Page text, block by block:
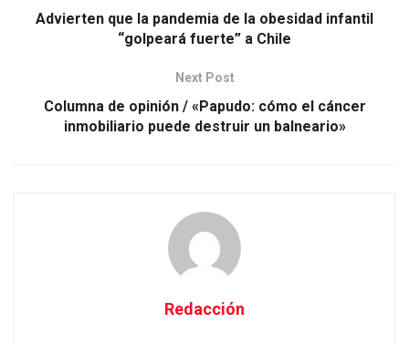
Advierten que la pandemia de la obesidad infantil
“golpeará fuerte” a Chile
Next Post
Columna de opinión / «Papudo: cómo el cáncer
inmobiliario puede destruir un balneario»
Redacción